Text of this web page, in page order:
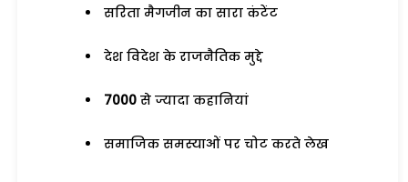
सरिता मैगजीन का सारा कंटेंट
देश विदेश के राजनैतिक मुद्दे
7000 से ज्यादा कहानियां
समाजिक समस्याओं पर चोट करते लेख